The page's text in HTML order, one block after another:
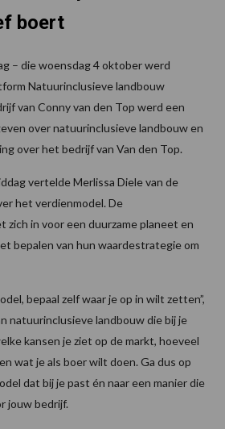
boert
– die woensdag 4 oktober werd
Natuurinclusieve landbouw
van Conny van den Top werd een
over natuurinclusieve landbouw en
over het bedrijf van Van den Top.
vertelde Merlissa Diele van de
het verdienmodel. De
zich in voor een duurzame planeet en
bepalen van hun waardestrategie om
bepaal zelf waar je op in wilt zetten”,
natuurinclusieve landbouw die bij je
kansen je ziet op de markt, hoeveel
wat je als boer wilt doen. Ga dus op
dat bij je past én naar een manier die
jouw bedrijf.